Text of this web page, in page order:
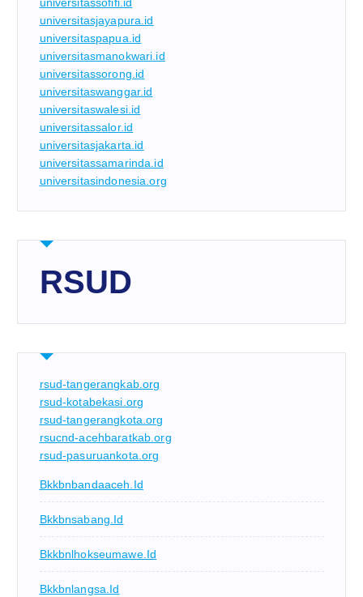
universitasjayapura.id
universitaspapua.id
universitasmanokwari.id
universitassorong.id
universitaswanggar.id
universitaswalesi.id
universitassalor.id
universitasjakarta.id
universitassamarinda.id
universitasindonesia.org
RSUD
rsud-tangerangkab.org
rsud-kotabekasi.org
rsud-tangerangkota.org
rsucnd-acehbaratkab.org
rsud-pasuruankota.org
Bkkbnbandaaceh.id
Bkkbnsabang.id
Bkkbnlhokseumawe.id
Bkkbnlangsa.id